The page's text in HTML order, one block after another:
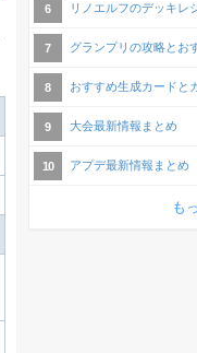
リノエルフのデッキレ
グランプリの攻略とお
おすすめ生成カードと
大会最新情報まとめ
アプデ最新情報まとめ
も